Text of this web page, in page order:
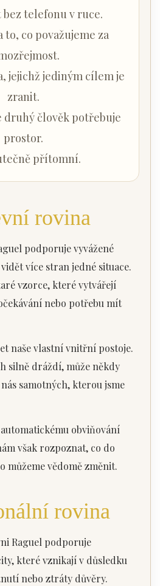
bez telefonu v ruce.
to, co považujeme za
jejichž jediným cílem je
zranit.
druhý člověk potřebuje
prostor.
přítomní.
rovina
podporuje vyvážené
více stran jedné situace.
vzorce, které vytvářejí
nebo potřebu mít
naše vlastní vnitřní postoje.
silně dráždí, může někdy
samotných, kterou jsme
obviňování
však rozpoznat, co do
můžeme vědomě změnit.
rovina
Raguel podporuje
které vznikají v důsledku
nebo ztráty důvěry.